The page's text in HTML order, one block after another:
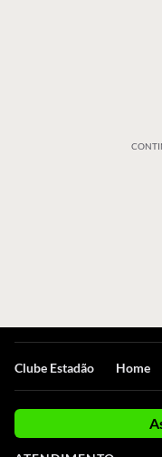
Clube Estadão Home